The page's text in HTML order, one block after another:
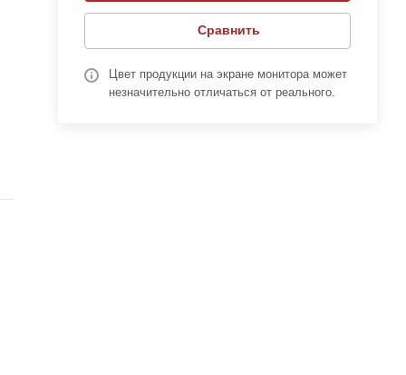
Сравнить
Цвет продукции на экране монитора может
незначительно отличаться от реального.